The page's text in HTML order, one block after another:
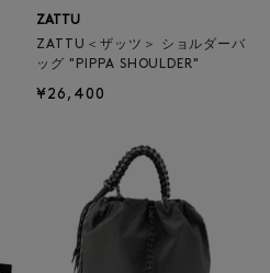
ZATTU
ZATTU＜ザッツ＞ ショルダーバ
ッグ "PIPPA SHOULDER"
¥26,400